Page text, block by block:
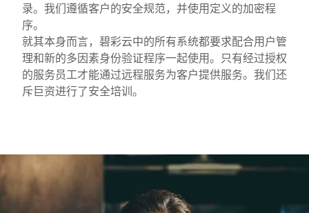
录。我们遵循客户的安全规范，并使用定义的加密程
序。
就其本身而言，碧彩云中的所有系统都要求配合用户管
理和新的多因素身份验证程序一起使用。只有经过授权
的服务员工才能通过远程服务为客户提供服务。我们还
斥巨资进行了安全培训。